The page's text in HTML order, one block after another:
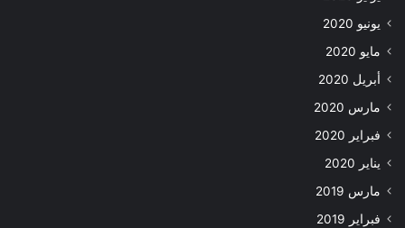
يونيو 2020
مايو 2020
أبريل 2020
مارس 2020
فبراير 2020
يناير 2020
مارس 2019
فبراير 2019